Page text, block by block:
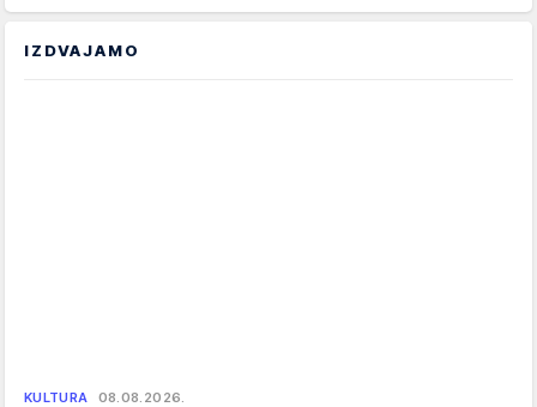
IZDVAJAMO
KULTURA 08.08.2026.